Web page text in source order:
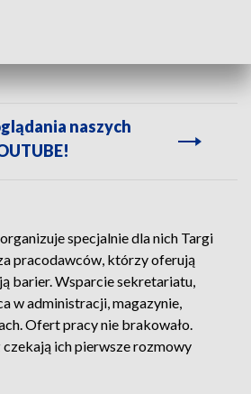
naszych
specjalnie dla nich Targi
pracodawców, którzy oferują
barier. Wsparcie sekretariatu,
w administracji, magazynie,
Ofert pracy nie brakowało.
ich pierwsze rozmowy